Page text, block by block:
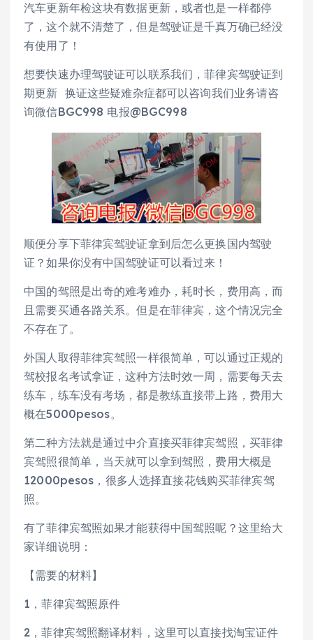
汽车更新年检这块有数据更新，或者也是一样都停
了，这个就不清楚了，但是驾驶证是千真万确已经没
有使用了！
想要快速办理驾驶证可以联系我们，菲律宾驾驶证到
期更新 换证这些疑难杂症都可以咨询我们业务请咨
询微信BGC998 电报@BGC998
顺便分享下菲律宾驾驶证拿到后怎么更换国内驾驶
证？如果你没有中国驾驶证可以看过来！
中国的驾照是出奇的难考难办，耗时长，费用高，而
且需要买通各路关系。但是在菲律宾，这个情况完全
不存在了。
外国人取得菲律宾驾照一样很简单，可以通过正规的
驾校报名考试拿证，这种方法时效一周，需要每天去
练车，练车没有考场，都是教练直接带上路，费用大
概在5000pesos。
第二种方法就是通过中介直接买菲律宾驾照，买菲律
宾驾照很简单，当天就可以拿到驾照，费用大概是
12000pesos，很多人选择直接花钱购买菲律宾驾
照。
有了菲律宾驾照如果才能获得中国驾照呢？这里给大
家详细说明：
【需要的材料】
1，菲律宾驾照原件
2，菲律宾驾照翻译材料，这里可以直接找淘宝证件